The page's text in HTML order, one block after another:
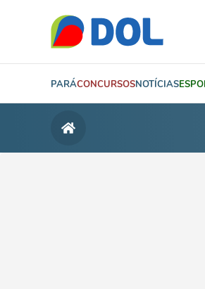
PARÁCONCURSOSNOTÍCIAS